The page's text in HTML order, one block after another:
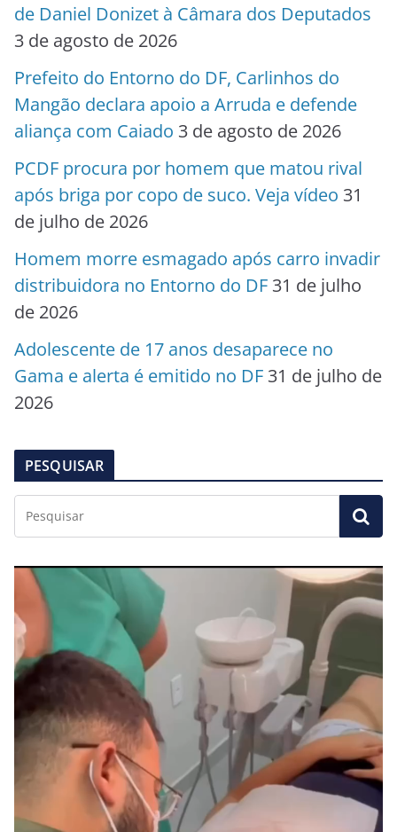
de Daniel Donizet à Câmara dos Deputados
3 de agosto de 2026
Prefeito do Entorno do DF, Carlinhos do
Mangão declara apoio a Arruda e defende
aliança com Caiado 3 de agosto de 2026
PCDF procura por homem que matou rival
após briga por copo de suco. Veja vídeo 31
de julho de 2026
Homem morre esmagado após carro invadir
distribuidora no Entorno do DF 31 de julho
de 2026
Adolescente de 17 anos desaparece no
Gama e alerta é emitido no DF 31 de julho de
2026
PESQUISAR